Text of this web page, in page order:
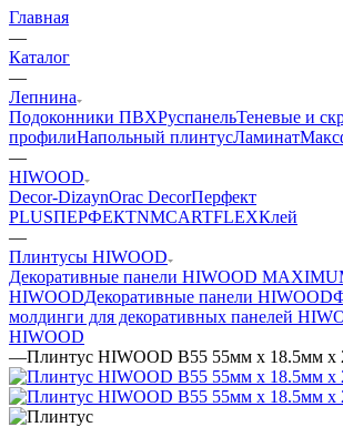
Главная
—
Каталог
—
Лепнина
Подоконники ПВХРуспанельТеневые и
профилиНапольный плинтусЛаминат
—
HIWOOD
Decor-DizaynOrac DecorПерфект
PLUSПЕРФЕКТNMCARTFLEXКлей
—
Плинтусы HIWOOD
Декоративные панели HIWOOD
HIWOODДекоративные панели HIWOOD
молдинги для декоративных панелей
HIWOOD
—Плинтус HIWOOD B55 55мм х 18.5мм х